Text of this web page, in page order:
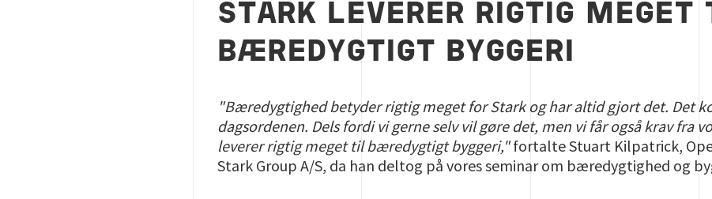
STARK LEVERER RIGTIG MEGET
BÆREDYGTIGT BYGGERI
"Bæredygtighed betyder rigtig meget for Stark og har altid gjort det. Det
dagsordenen. Dels fordi vi gerne selv vil gøre det, men vi får også krav fra
leverer rigtig meget til bæredygtigt byggeri,"fortalte Stuart Kilpatrick,
Stark Group A/S, da han deltog på vores seminar om bæredygtighed og